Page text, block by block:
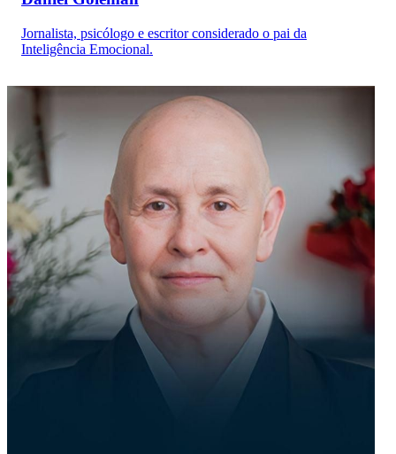
Jornalista, psicólogo e escritor considerado o pai da
Inteligência Emocional.